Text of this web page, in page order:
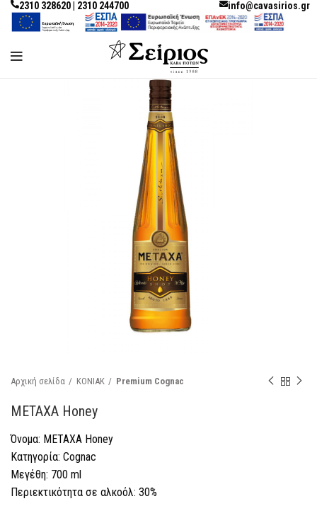
2310 328620 | 2310 244700 info@cavasirios.gr
Αρχική σελίδα ΚΟΝΙΑΚ Premium Cognac
METAXA Honey
Όνομα: METAXA Honey
Κατηγορία: Cognac
Μεγέθη: 700 ml
Περιεκτικότητα σε αλκοόλ: 30%